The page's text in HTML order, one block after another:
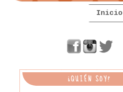
Inicio
¿QUIÉN SOY?